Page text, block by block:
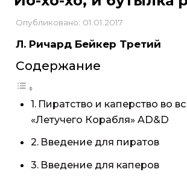
Опубликовано: 01.01.2017
Л. Ричард Бейкер Третий
Содержание
Пиратство и каперство во
«Летучего Корабля» AD&D
Введение для пиратов
Введение для каперов